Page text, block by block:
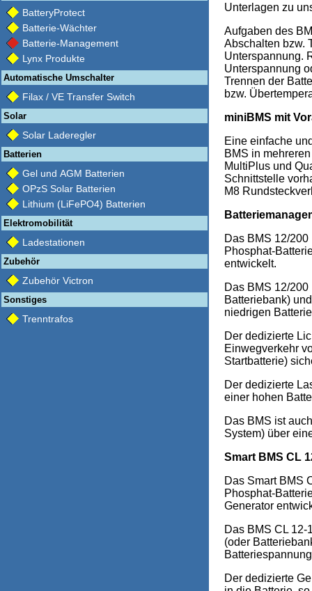
BatteryProtect
Batterie-Wächter
Batterie-Management
Lynx Produkte
Automatische Umschalter
Filax / VE Transfer Switch
Solar
Solar Laderegler
Batterien
Gel und AGM Batterien
OPzS Solar Batterien
Lithium (LiFePO4) Batterien
Elektromobilität
Ladestationen
Zubehör
Zubehör Victron
Sonstiges
Trenntrafos
Unterlagen zu
Aufgaben des
Abschalten bzw.
Unterspannung.
Unterspannung
Trennen der
bzw.
miniBMS mit
Eine einfache
BMS in
MultiPlus und
Schnittstelle
M8
Das BMS 12/
Phosphat-
entwickelt.
Das BMS 12/
Batteriebank)
niedrigen
Der dedizierte
Einwegverkehr
Startbatterie)
Der dedizierte
einer hohen
Das BMS ist
System) über
Smart BMS CL
Das Smart BMS
Phosphat-
Generator
Das BMS CL
(oder
Der dedizierte